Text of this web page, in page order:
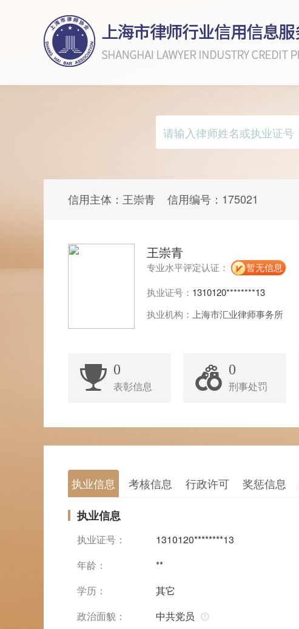
信用主体： 王崇青 信用编号： 175021
王崇青
专业水平评定认证：
暂无信息
执业证号： 1310120********13
执业机构： 上海市汇业律师事务所
0
表彰信息
0
刑事处罚
执业信息 考核信息 行政许可 奖惩信息
执业信息
执业证号： 1310120********13
年龄：
**
学历：
其它
政治面貌：
中共党员